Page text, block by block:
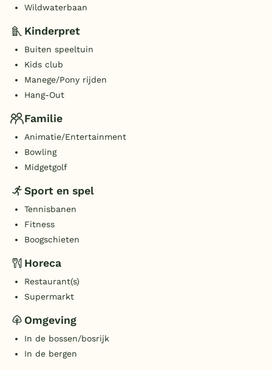
Wildwaterbaan
Kinderpret
Buiten speeltuin
Kids club
Manege/Pony rijden
Hang-Out
Familie
Animatie/Entertainment
Bowling
Midgetgolf
Sport en spel
Tennisbanen
Fitness
Boogschieten
Horeca
Restaurant(s)
Supermarkt
Omgeving
In de bossen/bosrijk
In de bergen